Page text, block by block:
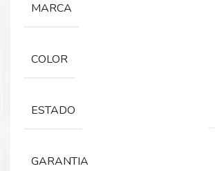
LaserJet Pro MFP M476.
MARCA
COLOR
ESTADO
GARANTIA